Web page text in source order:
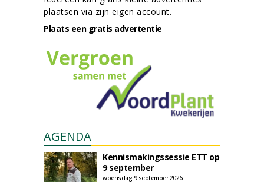
plaatsen via zijn eigen account.
Plaats een gratis advertentie
AGENDA
Kennismakingssessie ETT op
9 september
woensdag 9 september 2026